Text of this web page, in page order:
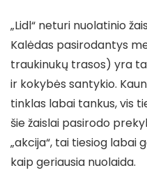
„Lidl“ neturi nuolatinio
Kalėdas pasirodantys
traukinukų trasos) yra
ir kokybės santykio.
tinklas labai tankus, vis
šie žaislai pasirodo
„akcija“, tai tiesiog labai
kaip geriausia nuolaida.